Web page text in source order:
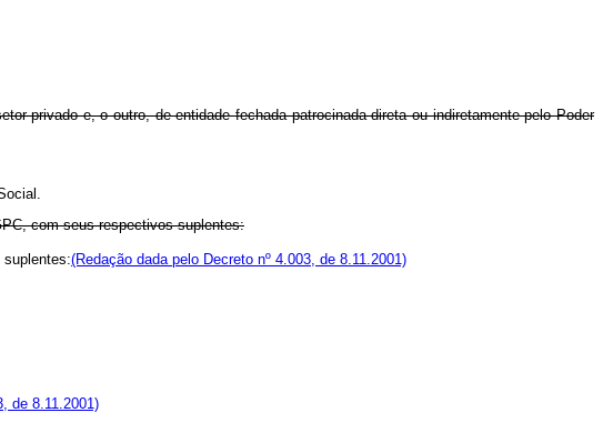
privado e, o outro, de entidade fechada patrocinada direta ou indiretamente pelo Poder
com seus respectivos suplentes:
(Redação dada pelo Decreto nº 4.003, de 8.11.2001)
de 8.11.2001)